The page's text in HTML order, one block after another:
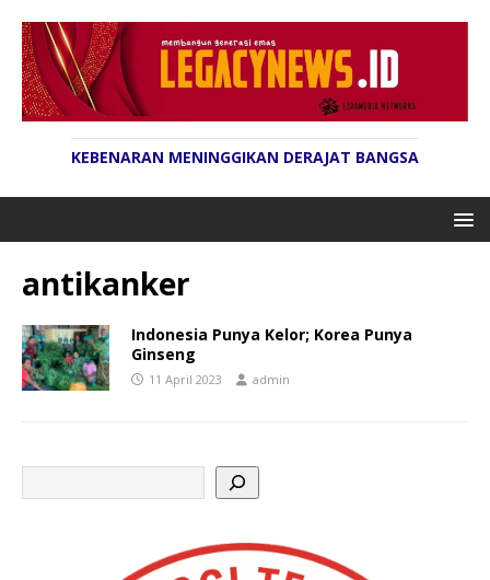
KEBENARAN MENINGGIKAN DERAJAT BANGSA
antikanker
Indonesia Punya Kelor; Korea Punya
Ginseng
11 April 2023 admin